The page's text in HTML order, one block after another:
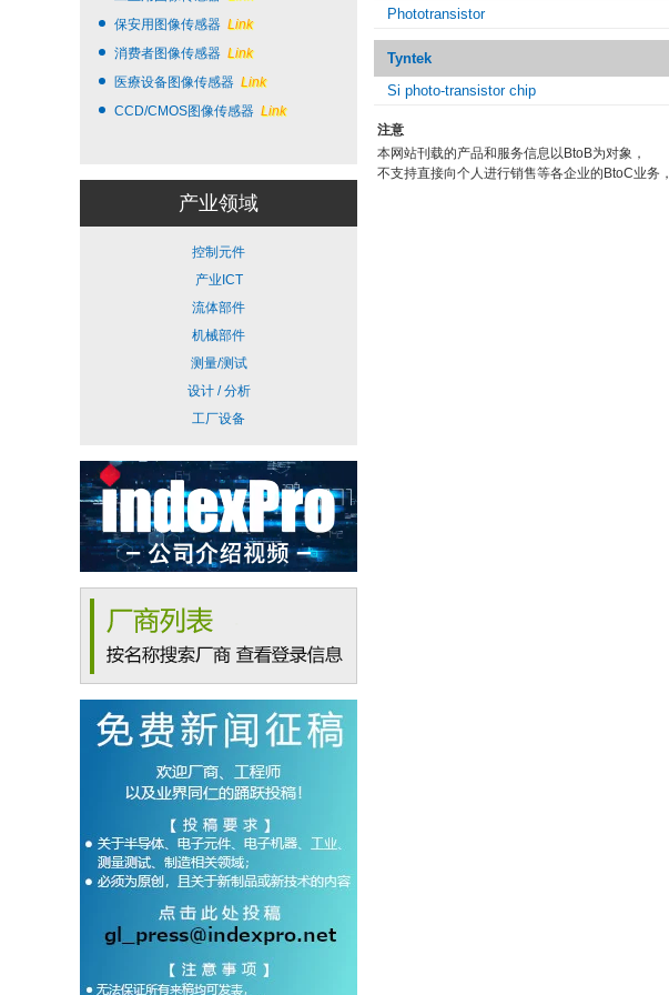
保安用图像传感器 Link
消费者图像传感器 Link
医療设备图像传感器 Link
CCD/CMOS图像传感器 Link
产业领域
控制元件
产业ICT
流体部件
机械部件
测量/测试
设计 / 分析
工厂设备
Phototransistor
Tyntek
Si photo-transistor chip
注意
本网站刊载的产品和服务信息以BtoB为对象，
不支持直接向个人进行销售等各企业的BtoC业务